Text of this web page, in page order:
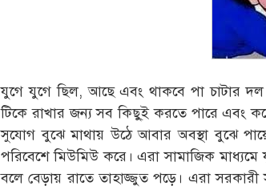
যুগে যুগে ছিল, আছে এবং থাকবে পা চাটার
টিকে রাখার জন্য সব কিছু্ই করতে পারে এবং
সুযোগ বুঝে মাথায় উঠে আবার অবস্থা বুঝে
পরিবেশে মিউমিউ করে। এরা সামাজিক মাধ্যমে
বলে বেড়ায় রাতে তাহাজ্জুত পড়ে। এরা